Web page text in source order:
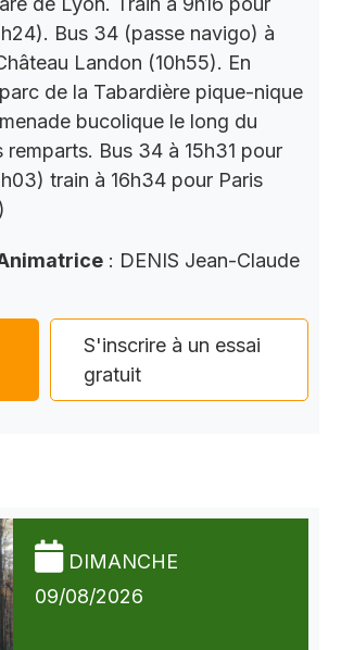
Bus 34 (passe navigo) à
Landon (10h55). En
de la Tabardière pique-nique
bucolique le long du
remparts. Bus 34 à 15h31 pour
train à 16h34 pour Paris
: DENIS Jean-Claude
S'inscrire à un essai
gratuit
DIMANCHE
09/08/2026